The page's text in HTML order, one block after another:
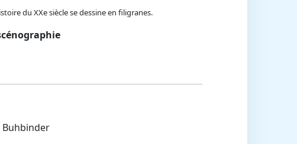
du XXe siècle se dessine en filigranes.
Buhbinder